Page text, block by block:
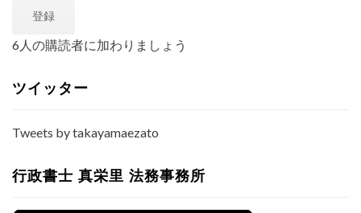
ド
登録
6人の購読者に加わりましょう
ツイッター
Tweets by takayamaezato
行政書士 真栄里 法務事務所